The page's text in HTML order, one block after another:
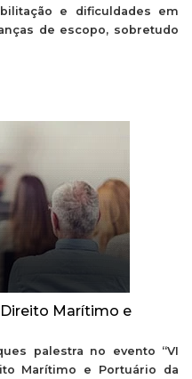
e dificuldades em
de escopo, sobretudo
Marítimo e
palestra no evento “VI
Marítimo e Portuário da